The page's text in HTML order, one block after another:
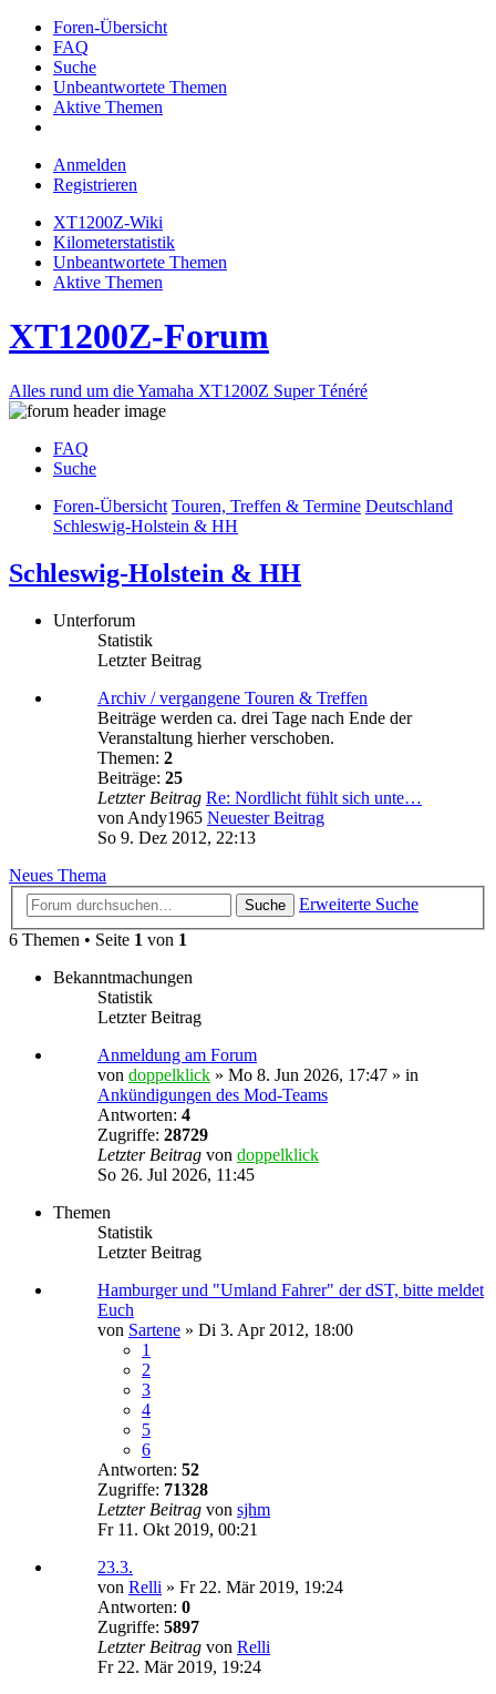
Foren-Übersicht
FAQ
Suche
Unbeantwortete Themen
Aktive Themen
Anmelden
Registrieren
XT1200Z-Wiki
Kilometerstatistik
Unbeantwortete Themen
Aktive Themen
XT1200Z-Forum
Alles rund um die Yamaha XT1200Z Super Ténéré
FAQ
Suche
Foren-Übersicht Touren, Treffen & Termine Deutschland
Schleswig-Holstein & HH
Schleswig-Holstein & HH
Unterforum
Statistik
Letzter Beitrag
Archiv / vergangene Touren & Treffen
Beiträge werden ca. drei Tage nach Ende der
Veranstaltung hierher verschoben.
Themen: 2
Beiträge: 25
Letzter Beitrag Re: Nordlicht fühlt sich unte…
von Andy1965 Neuester Beitrag
So 9. Dez 2012, 22:13
Neues Thema
Suche
Erweiterte Suche
6 Themen • Seite 1 von 1
Bekanntmachungen
Statistik
Letzter Beitrag
Anmeldung am Forum
von doppelklick » Mo 8. Jun 2026, 17:47 » in
Ankündigungen des Mod-Teams
Antworten: 4
Zugriffe: 28729
Letzter Beitrag von doppelklick
So 26. Jul 2026, 11:45
Themen
Statistik
Letzter Beitrag
Hamburger und "Umland Fahrer" der dST, bitte meldet
Euch
von Sartene » Di 3. Apr 2012, 18:00
1
2
3
4
5
6
Antworten: 52
Zugriffe: 71328
Letzter Beitrag von sjhm
Fr 11. Okt 2019, 00:21
23.3.
von Relli » Fr 22. Mär 2019, 19:24
Antworten: 0
Zugriffe: 5897
Letzter Beitrag von Relli
Fr 22. Mär 2019, 19:24